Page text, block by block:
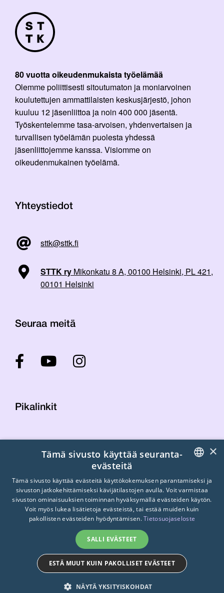
80 vuotta oikeudenmukaista työelämää
Olemme poliittisesti sitoutumaton ja moniarvoinen
koulutettujen ammattilaisten keskusjärjestö, johon
kuuluu 12 jäsenliittoa ja noin 400 000 jäsentä.
Työskentelemme tasa-arvoisen, yhdenvertaisen ja
turvallisen työelämän puolesta yhdessä
jäsenliittojemme kanssa. Visiomme on
oikeudenmukainen työelämä.
Yhteystiedot
sttk@sttk.fi
STTK ry Mikonkatu 8 A, 00100 Helsinki, PL 421,
00101 Helsinki
Seuraa meitä
Pikalinkit
Laskutustiedot
Tietosuojaseloste
Turvallisemman tilan periaatteet
© 2026 STTK. Made with ❤ byAvoin.Systems
FINNISH
SWEDISH
×
Tämä sivusto käyttää seuranta-
evästeitä
Tämä sivusto käyttää evästeitä käyttökokemuksen parantamiseksi ja
sivuston jatkokehittämiseksi kävijätilastojen avulla. Voit varmistaa
sivuston ominaisuuksien toiminnan hyväksymällä evästeiden käytön.
Voit myös lukea lisätietoja evästeistä, tai estää muiden kuin
pakollisten evästeiden hyödyntämisen.Tietosuojaseloste
SALLI EVÄSTEET
ESTÄ MUUT KUIN PAKOLLISET EVÄSTEET
NÄYTÄ YKSITYISKOHDAT